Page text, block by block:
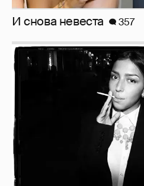
И снова невеста 357